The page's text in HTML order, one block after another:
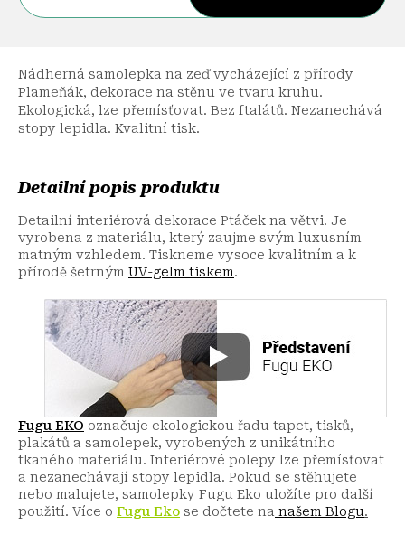
Nádherná samolepka na zeď vycházející z přírody
Plameňák, dekorace na stěnu ve tvaru kruhu.
Ekologická, lze přemísťovat. Bez ftalátů. Nezanechává
stopy lepidla. Kvalitní tisk.
Detailní popis produktu
Detailní interiérová dekorace Ptáček na větvi. Je
vyrobena z materiálu, který zaujme svým luxusním
matným vzhledem. Tiskneme vysoce kvalitním a k
přírodě šetrným UV-gelm tiskem.
Fugu EKO označuje ekologickou řadu tapet, tisků,
plakátů a samolepek, vyrobených z unikátního
tkaného materiálu. Interiérové polepy lze přemísťovat
a nezanechávají stopy lepidla. Pokud se stěhujete
nebo malujete, samolepky Fugu Eko uložíte pro další
použití. Více o Fugu Eko se dočtete na našem Blogu.